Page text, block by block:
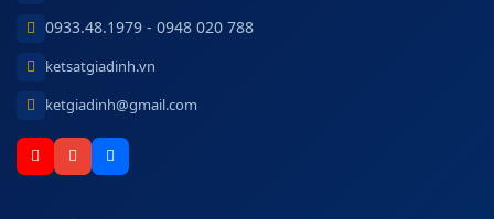
0933.48.1979 - 0948 020 788
ketsatgiadinh.vn
ketgiadinh@gmail.com